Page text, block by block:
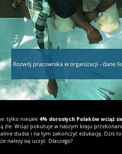
tylko niecałe 4% dorosłych Polaków wciąż
źle. Wciąż pokutuje w naszym kraju
studia i na tym zakończyć edukację. Dziś
należy się uczyć. Dlaczego?